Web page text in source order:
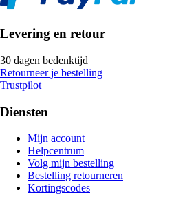
Levering en retour
30 dagen bedenktijd
Retourneer je bestelling
Trustpilot
Diensten
Mijn account
Helpcentrum
Volg mijn bestelling
Bestelling retourneren
Kortingscodes